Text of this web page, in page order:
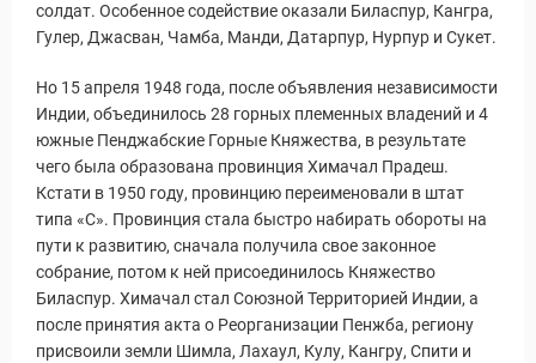
солдат. Особенное содействие оказали Биласпур, Кангра,
Гулер, Джасван, Чамба, Манди, Датарпур, Нурпур и Сукет.
Но 15 апреля 1948 года, после объявления независимости
Индии, объединилось 28 горных племенных владений и 4
южные Пенджабские Горные Княжества, в результате
чего была образована провинция Химачал Прадеш.
Кстати в 1950 году, провинцию переименовали в штат
типа «С». Провинция стала быстро набирать обороты на
пути к развитию, сначала получила свое законное
собрание, потом к ней присоединилось Княжество
Биласпур. Химачал стал Союзной Территорией Индии, а
после принятия акта о Реорганизации Пенжба, региону
присвоили земли Шимла, Лахаул, Кулу, Кангру, Спити и